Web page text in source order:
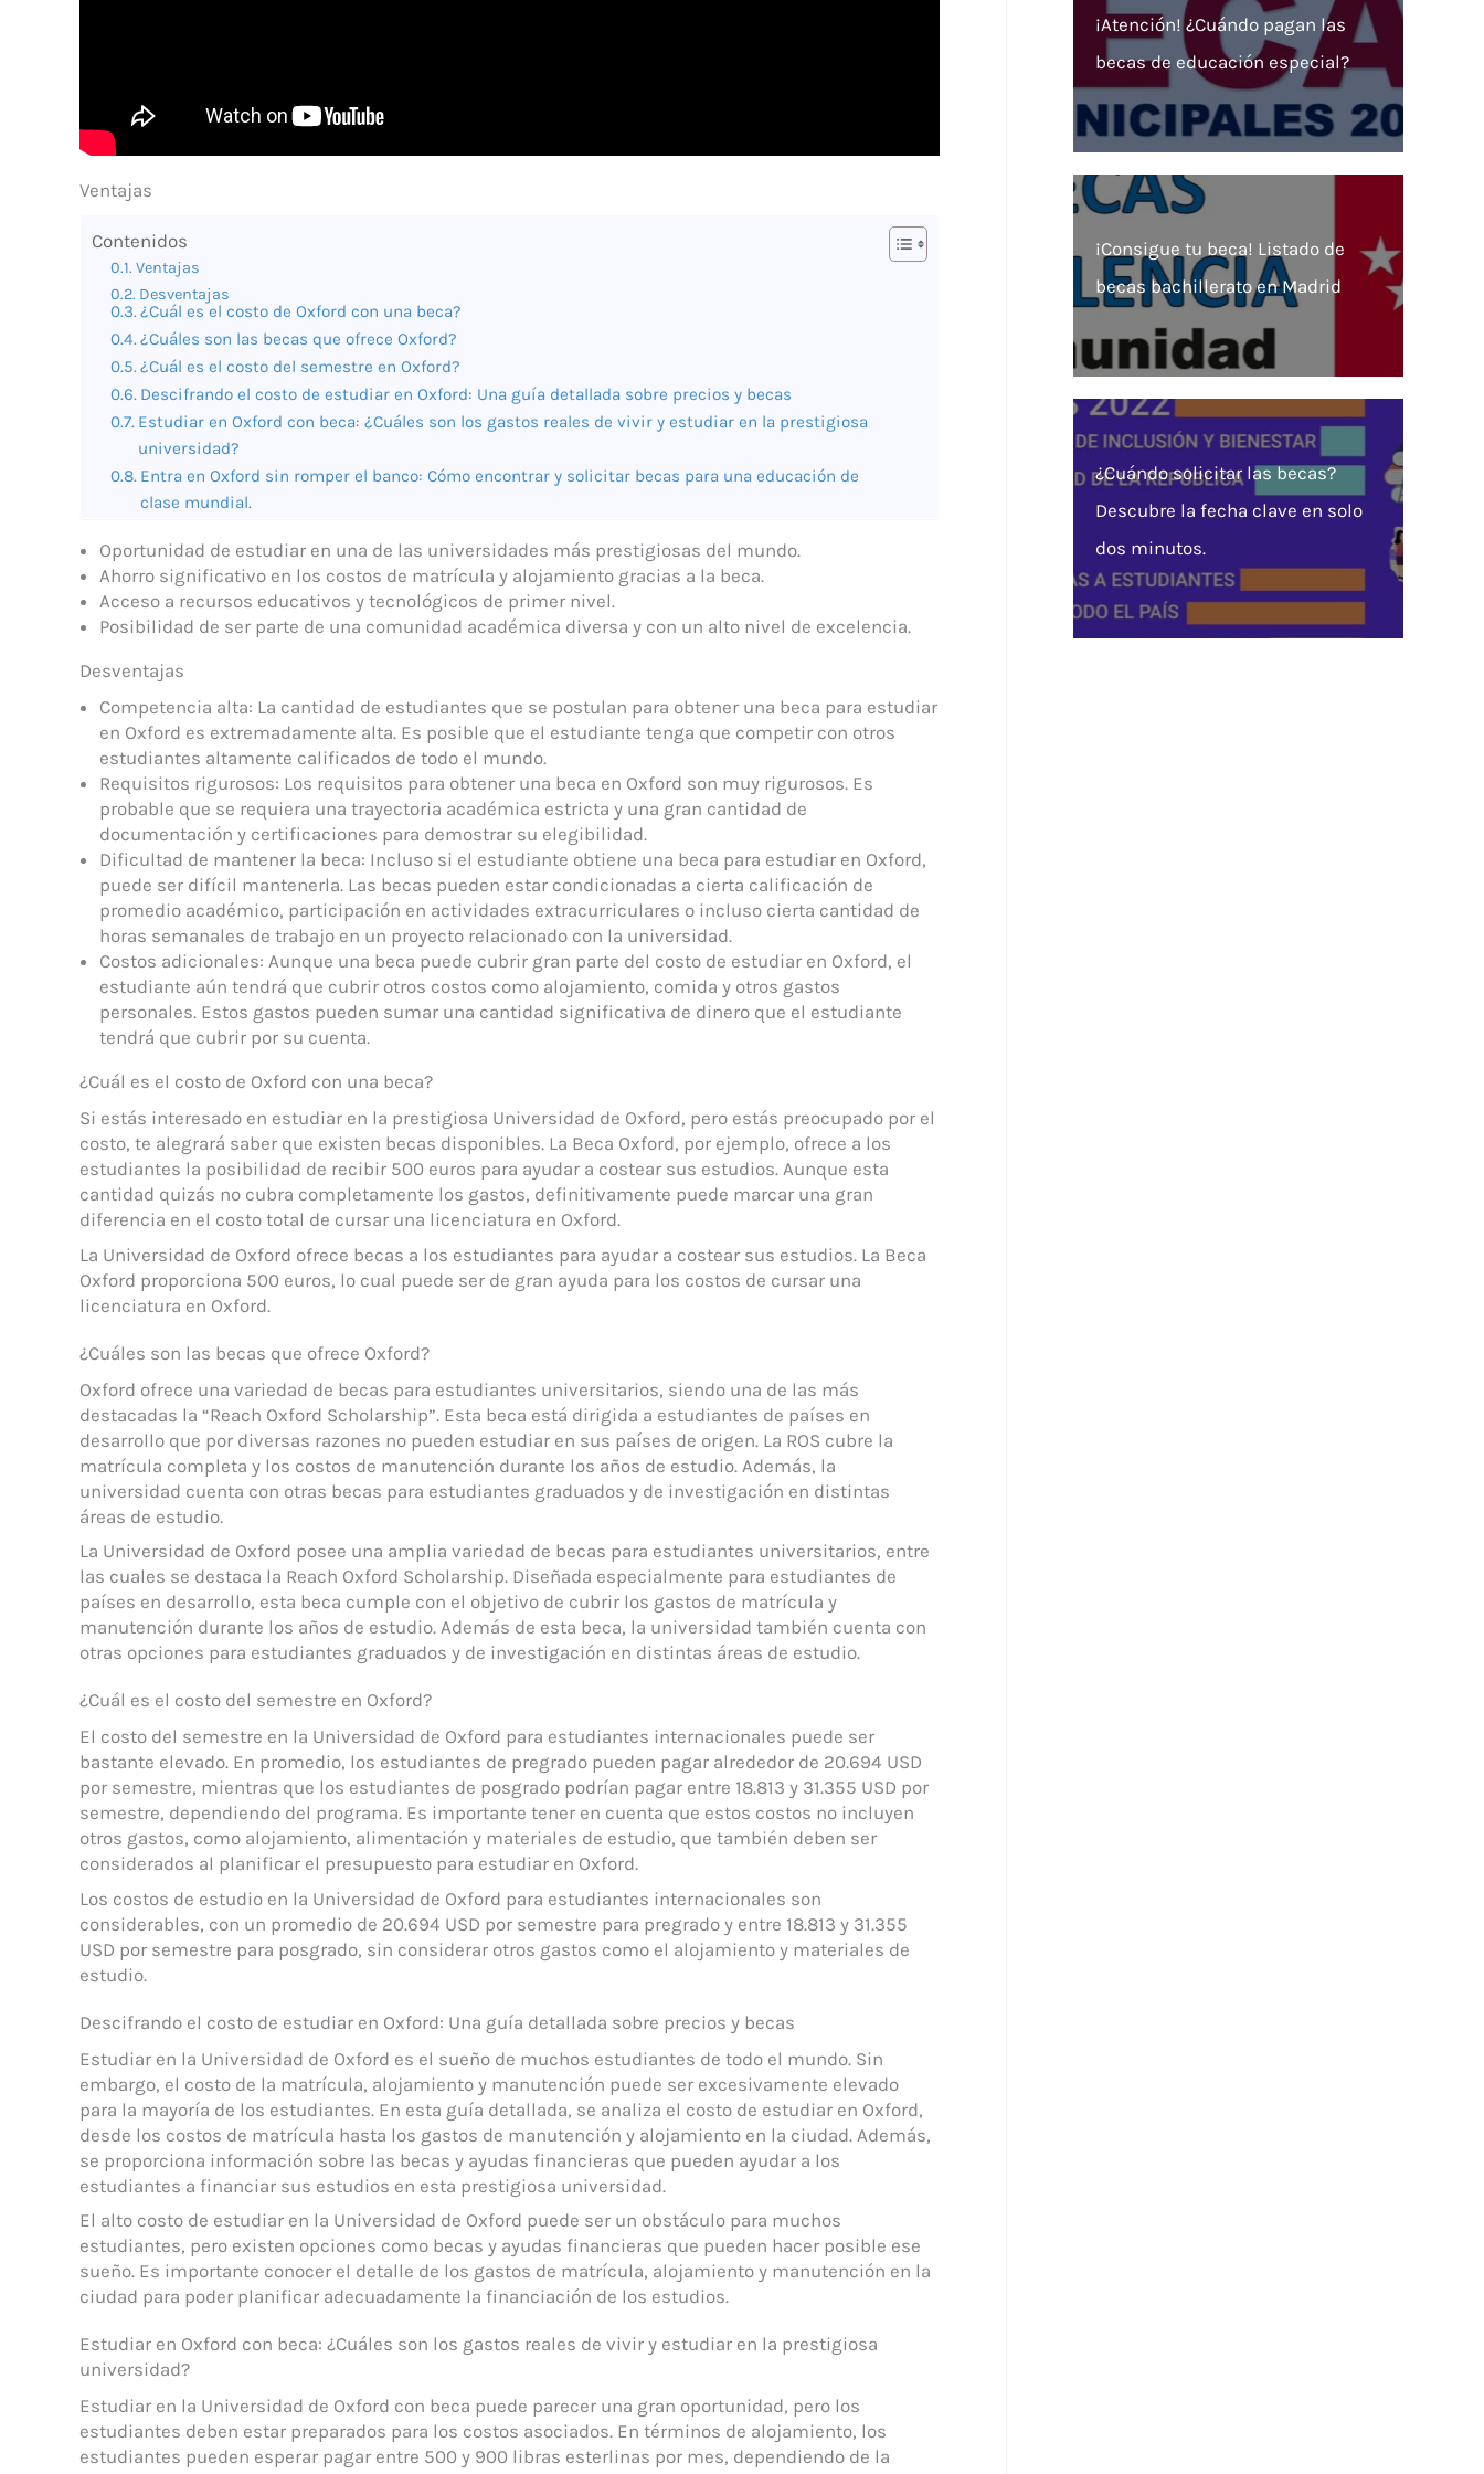
Ventajas
Contenidos
Ventajas
Desventajas
¿Cuál es el costo de Oxford con una beca?
¿Cuáles son las becas que ofrece Oxford?
¿Cuál es el costo del semestre en Oxford?
Descifrando el costo de estudiar en Oxford: Una guía detallada sobre precios y becas
Estudiar en Oxford con beca: ¿Cuáles son los gastos reales de vivir y estudiar en la prestigiosa
universidad?
Entra en Oxford sin romper el banco: Cómo encontrar y solicitar becas para una educación de
clase mundial.
Oportunidad de estudiar en una de las universidades más prestigiosas del mundo.
Ahorro significativo en los costos de matrícula y alojamiento gracias a la beca.
Acceso a recursos educativos y tecnológicos de primer nivel.
Posibilidad de ser parte de una comunidad académica diversa y con un alto nivel de excelencia.
Desventajas
Competencia alta: La cantidad de estudiantes que se postulan para obtener una beca para estudiar
en Oxford es extremadamente alta. Es posible que el estudiante tenga que competir con otros
estudiantes altamente calificados de todo el mundo.
Requisitos rigurosos: Los requisitos para obtener una beca en Oxford son muy rigurosos. Es
probable que se requiera una trayectoria académica estricta y una gran cantidad de
documentación y certificaciones para demostrar su elegibilidad.
Dificultad de mantener la beca: Incluso si el estudiante obtiene una beca para estudiar en Oxford,
puede ser difícil mantenerla. Las becas pueden estar condicionadas a cierta calificación de
promedio académico, participación en actividades extracurriculares o incluso cierta cantidad de
horas semanales de trabajo en un proyecto relacionado con la universidad.
Costos adicionales: Aunque una beca puede cubrir gran parte del costo de estudiar en Oxford, el
estudiante aún tendrá que cubrir otros costos como alojamiento, comida y otros gastos
personales. Estos gastos pueden sumar una cantidad significativa de dinero que el estudiante
tendrá que cubrir por su cuenta.
¿Cuál es el costo de Oxford con una beca?
Si estás interesado en estudiar en la prestigiosa Universidad de Oxford, pero estás preocupado por el
costo, te alegrará saber que existen becas disponibles. La Beca Oxford, por ejemplo, ofrece a los
estudiantes la posibilidad de recibir 500 euros para ayudar a costear sus estudios. Aunque esta
cantidad quizás no cubra completamente los gastos, definitivamente puede marcar una gran
diferencia en el costo total de cursar una licenciatura en Oxford.
La Universidad de Oxford ofrece becas a los estudiantes para ayudar a costear sus estudios. La Beca
Oxford proporciona 500 euros, lo cual puede ser de gran ayuda para los costos de cursar una
licenciatura en Oxford.
¿Cuáles son las becas que ofrece Oxford?
Oxford ofrece una variedad de becas para estudiantes universitarios, siendo una de las más
destacadas la “Reach Oxford Scholarship”. Esta beca está dirigida a estudiantes de países en
desarrollo que por diversas razones no pueden estudiar en sus países de origen. La ROS cubre la
matrícula completa y los costos de manutención durante los años de estudio. Además, la
universidad cuenta con otras becas para estudiantes graduados y de investigación en distintas
áreas de estudio.
La Universidad de Oxford posee una amplia variedad de becas para estudiantes universitarios, entre
las cuales se destaca la Reach Oxford Scholarship. Diseñada especialmente para estudiantes de
países en desarrollo, esta beca cumple con el objetivo de cubrir los gastos de matrícula y
manutención durante los años de estudio. Además de esta beca, la universidad también cuenta con
otras opciones para estudiantes graduados y de investigación en distintas áreas de estudio.
¿Cuál es el costo del semestre en Oxford?
El costo del semestre en la Universidad de Oxford para estudiantes internacionales puede ser
bastante elevado. En promedio, los estudiantes de pregrado pueden pagar alrededor de 20.694 USD
por semestre, mientras que los estudiantes de posgrado podrían pagar entre 18.813 y 31.355 USD por
semestre, dependiendo del programa. Es importante tener en cuenta que estos costos no incluyen
otros gastos, como alojamiento, alimentación y materiales de estudio, que también deben ser
considerados al planificar el presupuesto para estudiar en Oxford.
Los costos de estudio en la Universidad de Oxford para estudiantes internacionales son
considerables, con un promedio de 20.694 USD por semestre para pregrado y entre 18.813 y 31.355
USD por semestre para posgrado, sin considerar otros gastos como el alojamiento y materiales de
estudio.
Descifrando el costo de estudiar en Oxford: Una guía detallada sobre precios y becas
Estudiar en la Universidad de Oxford es el sueño de muchos estudiantes de todo el mundo. Sin
embargo, el costo de la matrícula, alojamiento y manutención puede ser excesivamente elevado
para la mayoría de los estudiantes. En esta guía detallada, se analiza el costo de estudiar en Oxford,
desde los costos de matrícula hasta los gastos de manutención y alojamiento en la ciudad. Además,
se proporciona información sobre las becas y ayudas financieras que pueden ayudar a los
estudiantes a financiar sus estudios en esta prestigiosa universidad.
El alto costo de estudiar en la Universidad de Oxford puede ser un obstáculo para muchos
estudiantes, pero existen opciones como becas y ayudas financieras que pueden hacer posible ese
sueño. Es importante conocer el detalle de los gastos de matrícula, alojamiento y manutención en la
ciudad para poder planificar adecuadamente la financiación de los estudios.
Estudiar en Oxford con beca: ¿Cuáles son los gastos reales de vivir y estudiar en la prestigiosa
universidad?
Estudiar en la Universidad de Oxford con beca puede parecer una gran oportunidad, pero los
estudiantes deben estar preparados para los costos asociados. En términos de alojamiento, los
estudiantes pueden esperar pagar entre 500 y 900 libras esterlinas por mes, dependiendo de la
¡Atención! ¿Cuándo pagan las
becas de educación especial?
¡Consigue tu beca! Listado de
becas bachillerato en Madrid
¿Cuándo solicitar las becas?
Descubre la fecha clave en solo
dos minutos.